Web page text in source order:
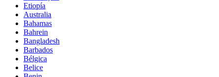
Etiopía
Australia
Bahamas
Bahrein
Bangladesh
Barbados
Bélgica
Belice